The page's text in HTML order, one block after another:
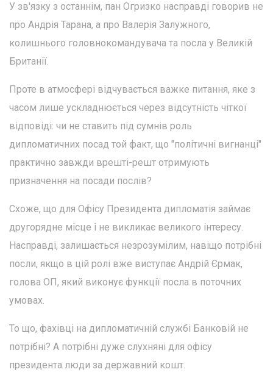
У зв'язку з останнім, пан Огризко насправді говорив не
про Андрія Тарана, а про Валерія Залужного,
колишнього головнокомандувача та посла у Великій
Британії.
Проте в атмосфері відчувається важке питання, яке з
часом лише ускладнюється через відсутність чіткої
відповіді: чи не ставить під сумнів роль
дипломатичних посад той факт, що "політичні вигнанці"
практично завжди врешті-решт отримують
призначення на посади послів?
Схоже, що для Офісу Президента дипломатія займає
другорядне місце і не викликає великого інтересу.
Насправді, залишається незрозумілим, навіщо потрібні
посли, якщо в цій ролі вже виступає Андрій Єрмак,
голова ОП, який виконує функції посла в поточних
умовах.
То що, фахівці на дипломатичній службі Банковій не
потрібні? А потрібні дуже слухняні для офісу
президента люди за державний кошт.